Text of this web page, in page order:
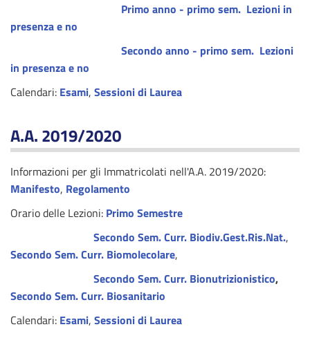
Primo anno - primo sem. Lezioni in
presenza e no
Secondo anno - primo sem. Lezioni
in presenza e no
Calendari: Esami, Sessioni di Laurea
A.A. 2019/2020
Informazioni per gli Immatricolati nell'A.A. 2019/2020:
Manifesto, Regolamento
Orario delle Lezioni: Primo Semestre
Secondo Sem. Curr. Biodiv.Gest.Ris.Nat.,
Secondo Sem. Curr. Biomolecolare,
Secondo Sem. Curr. Bionutrizionistico,
Secondo Sem. Curr. Biosanitario
Calendari: Esami, Sessioni di Laurea